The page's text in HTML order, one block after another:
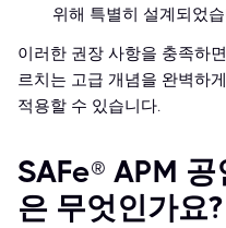
위해 특별히 설계되었
이러한 권장 사항을 충족하
르치는 고급 개념을 완벽하
적용할 수 있습니다.
SAFe® APM
은 무엇인가요?